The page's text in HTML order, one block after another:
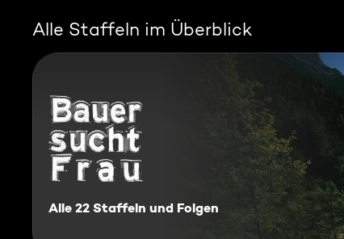
Alle Staffeln im Überblick
Bauer sucht Frau
Alle 22 Staffeln und Folgen